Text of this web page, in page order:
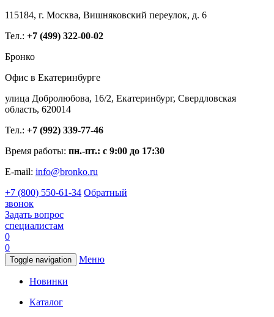
115184, г. Москва, Вишняковский переулок, д. 6
Тел.: +7 (499) 322-00-02
Бронко
Офис в Екатеринбурге
улица Добролюбова, 16/2, Екатеринбург, Свердловская
область, 620014
Тел.: +7 (992) 339-77-46
Время работы: пн.-пт.: с 9:00 до 17:30
E-mail: info@bronko.ru
+7 (800) 550-61-34 Обратный
звонок
Задать вопрос
специалистам
0
0
Toggle navigation Меню
Новинки
Каталог